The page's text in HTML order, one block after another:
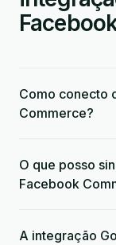
Como conecto
Commerce?
O que posso
Facebook
A integração